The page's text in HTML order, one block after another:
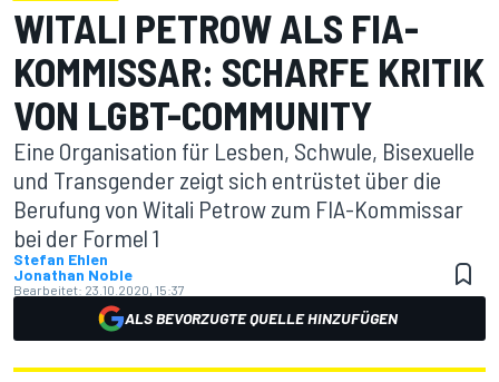
WITALI PETROW ALS FIA-
KOMMISSAR: SCHARFE KRITIK
VON LGBT-COMMUNITY
Eine Organisation für Lesben, Schwule, Bisexuelle
und Transgender zeigt sich entrüstet über die
Berufung von Witali Petrow zum FIA-Kommissar
bei der Formel 1
Stefan Ehlen
Jonathan Noble
Bearbeitet: 23.10.2020, 15:37
ALS BEVORZUGTE QUELLE HINZUFÜGEN